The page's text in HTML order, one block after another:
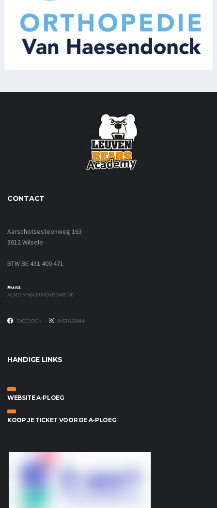
CONTACT
Aarschotsesteenweg 163
3012 Wilsele
BTW BE 431 400 471
EMAIL
ACADEMY@LEUVENBEARS.BE
FACEBOOK INSTAGRAM
HANDIGE LINKS
WEBSITE A-PLOEG
KOOP JE TICKET VOOR DE A-PLOEG